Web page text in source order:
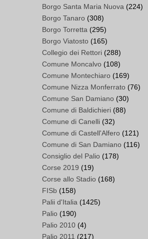
Borgo Santa Maria Nuova (224)
Borgo Tanaro (308)
Borgo Torretta (295)
Borgo Viatosto (165)
Collegio dei Rettori (288)
Comune Moncalvo (108)
Comune Montechiaro (169)
Comune Nizza Monferrato (76)
Comune San Damiano (30)
Comune di Baldichieri (88)
Comune di Canelli (32)
Comune di Castell'Alfero (121)
Comune di San Damiano (116)
Consiglio del Palio (178)
Corse 2019 (19)
Corse allo Stadio (168)
FISb (158)
Palii d'Italia (1425)
Palio (190)
Palio 2010 (4)
Palio 2011 (217)